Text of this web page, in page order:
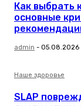
Как выбрать
основные
admin - 05.08.2026
Наше здоровье
SLAP